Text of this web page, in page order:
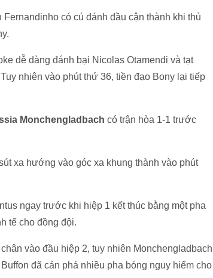
có cú đánh đầu cận thành khi thủ
dễ dàng đánh bại Nicolas Otamendi và tạt
nhiên vào phút thứ 36, tiền đạo Bony lại tiếp
Monchengladbach có trận hòa 1-1 trước
xa hướng vào góc xa khung thành vào phút
ngay trước khi hiệp 1 kết thúc bằng một pha
tế cho đồng đội.
vào đầu hiệp 2, tuy nhiên Monchengladbach
đã cản phá nhiều pha bóng nguy hiểm cho